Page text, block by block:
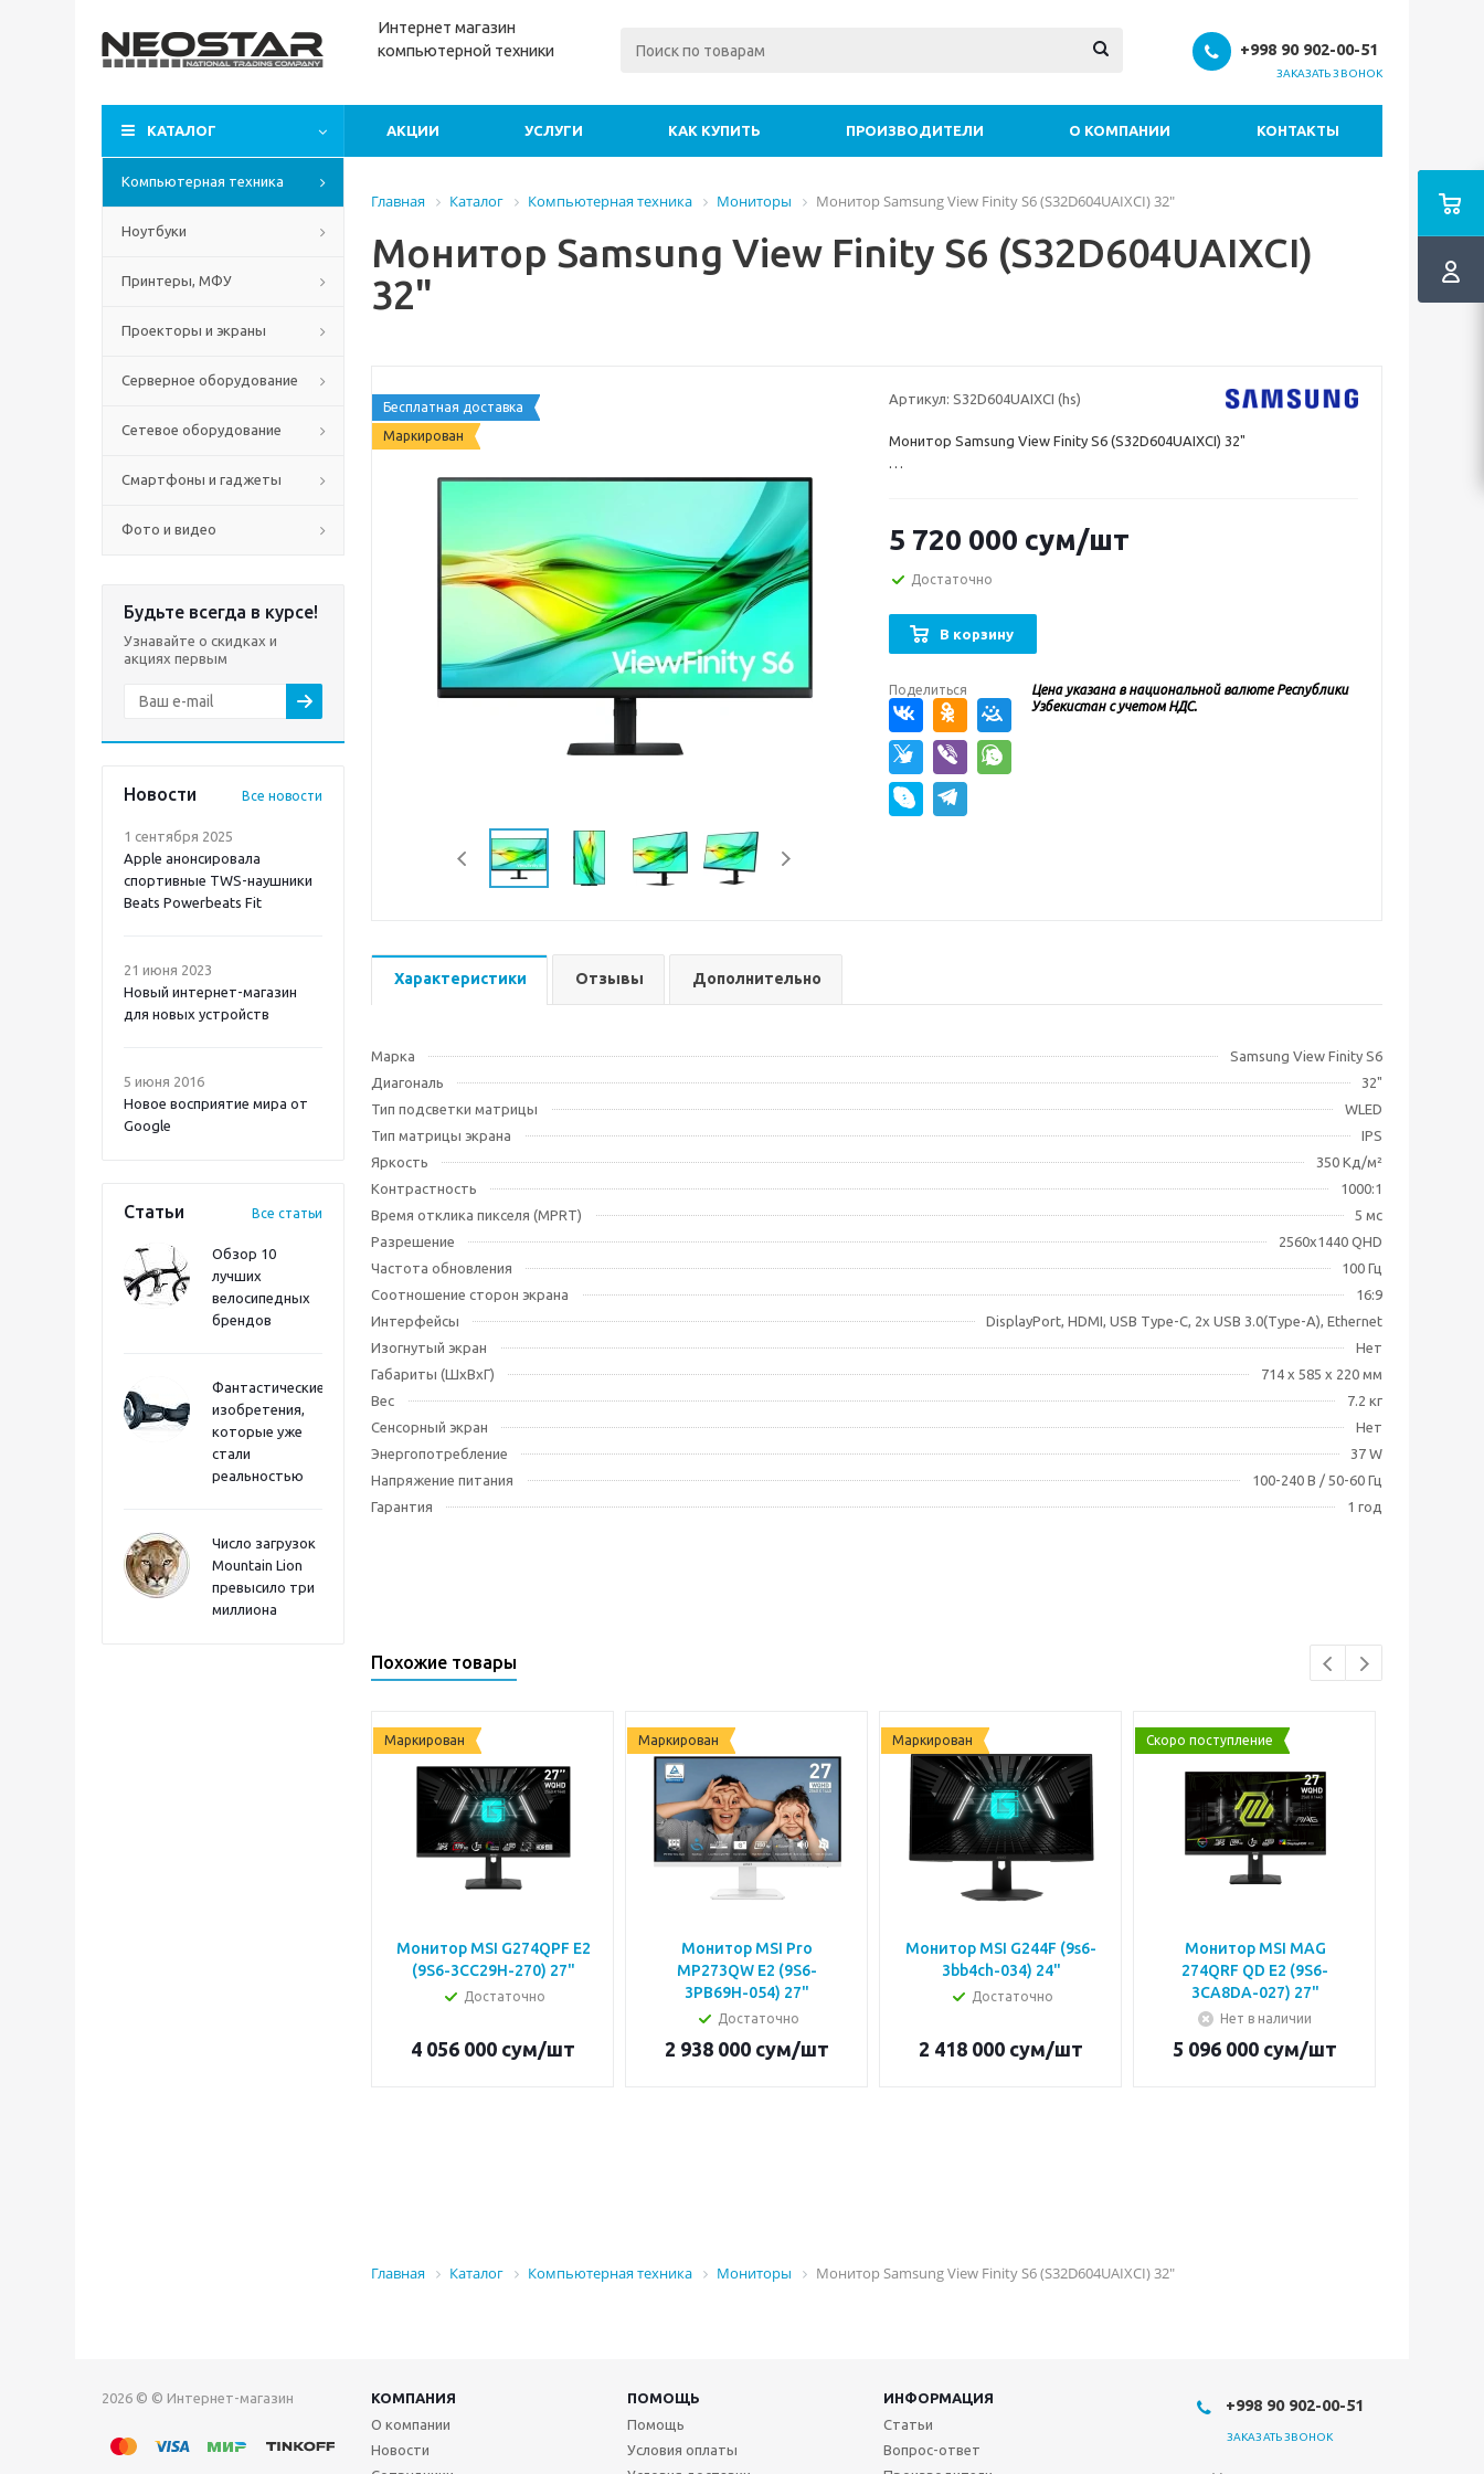
Интернет магазин
компьютерной техники
+998 90 902-00-51
ЗАКАЗАТЬ ЗВОНОК
КАТАЛОГ АКЦИИ УСЛУГИ КАК КУПИТЬ ПРОИЗВОДИТЕЛИ О КОМПАНИИ КОНТАКТЫ
Компьютерная техника
Ноутбуки
Принтеры, МФУ
Проекторы и экраны
Серверное оборудование
Сетевое оборудование
Смартфоны и гаджеты
Фото и видео
Будьте всегда в курсе!
Узнавайте о скидках и
акциях первым
Новости Все новости
1 сентября 2025
Apple анонсировала
спортивные TWS-наушники
Beats Powerbeats Fit
21 июня 2023
Новый интернет-магазин
для новых устройств
5 июня 2016
Новое восприятие мира от
Google
Статьи Все статьи
Обзор 10
лучших
велосипедных
брендов
Фантастические
изобретения,
которые уже
стали
реальностью
Число загрузок
Mountain Lion
превысило три
миллиона
Главная Каталог Компьютерная техника Мониторы Монитор Samsung View Finity S6 (S32D604UAIXCI) 32"
Монитор Samsung View Finity S6 (S32D604UAIXCI)
32"
Бесплатная доставка
Маркирован
Артикул: S32D604UAIXCI (hs)
Монитор Samsung View Finity S6 (S32D604UAIXCI) 32"
5 720 000 сум/шт
Достаточно
В корзину
Поделиться
Цена указана в национальной валюте Республики
Узбекистан с учетом НДС.
Характеристики Отзывы Дополнительно
Марка
Samsung View Finity S6
Диагональ
32"
Тип подсветки матрицы
WLED
Тип матрицы экрана
IPS
Яркость
350 Кд/м²
Контрастность
1000:1
Время отклика пикселя (MPRT)
5 мс
Разрешение
2560x1440 QHD
Частота обновления
100 Гц
Соотношение сторон экрана
16:9
Интерфейсы
DisplayPort, HDMI, USB Type-С, 2х USB 3.0(Type-A), Ethernet
Изогнутый экран
Нет
Габариты (ШхВхГ)
714 х 585 х 220 мм
Вес
7.2 кг
Сенсорный экран
Нет
Энергопотребление
37 W
Напряжение питания
100-240 В / 50-60 Гц
Гарантия
1 год
Похожие товары
Маркирован
Монитор MSI G274QPF E2
(9S6-3CC29H-270) 27"
Достаточно
4 056 000 сум/шт
Маркирован
Монитор MSI Pro
MP273QW E2 (9S6-
3PB69H-054) 27"
Достаточно
2 938 000 сум/шт
Маркирован
Монитор MSI G244F (9s6-
3bb4ch-034) 24"
Достаточно
2 418 000 сум/шт
Скоро поступление
Монитор MSI MAG
274QRF QD E2 (9S6-
3CA8DA-027) 27"
Нет в наличии
5 096 000 сум/шт
Главная Каталог Компьютерная техника Мониторы Монитор Samsung View Finity S6 (S32D604UAIXCI) 32"
2026 © © Интернет-магазин КОМПАНИЯ ПОМОЩЬ
ИНФОРМАЦИЯ
О компании
Новости
Помощь
Условия оплаты
Статьи
Вопрос-ответ
+998 90 902-00-51
ЗАКАЗАТЬ ЗВОНОК